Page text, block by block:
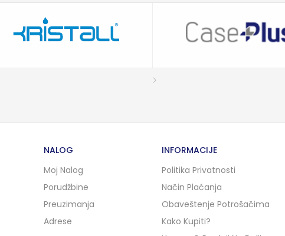
NALOG
Moj Nalog
Porudžbine
Preuzimanja
Adrese
INFORMACIJE
Politika Privatnosti
Način Plaćanja
Obaveštenje Potrošačima
Kako Kupiti?